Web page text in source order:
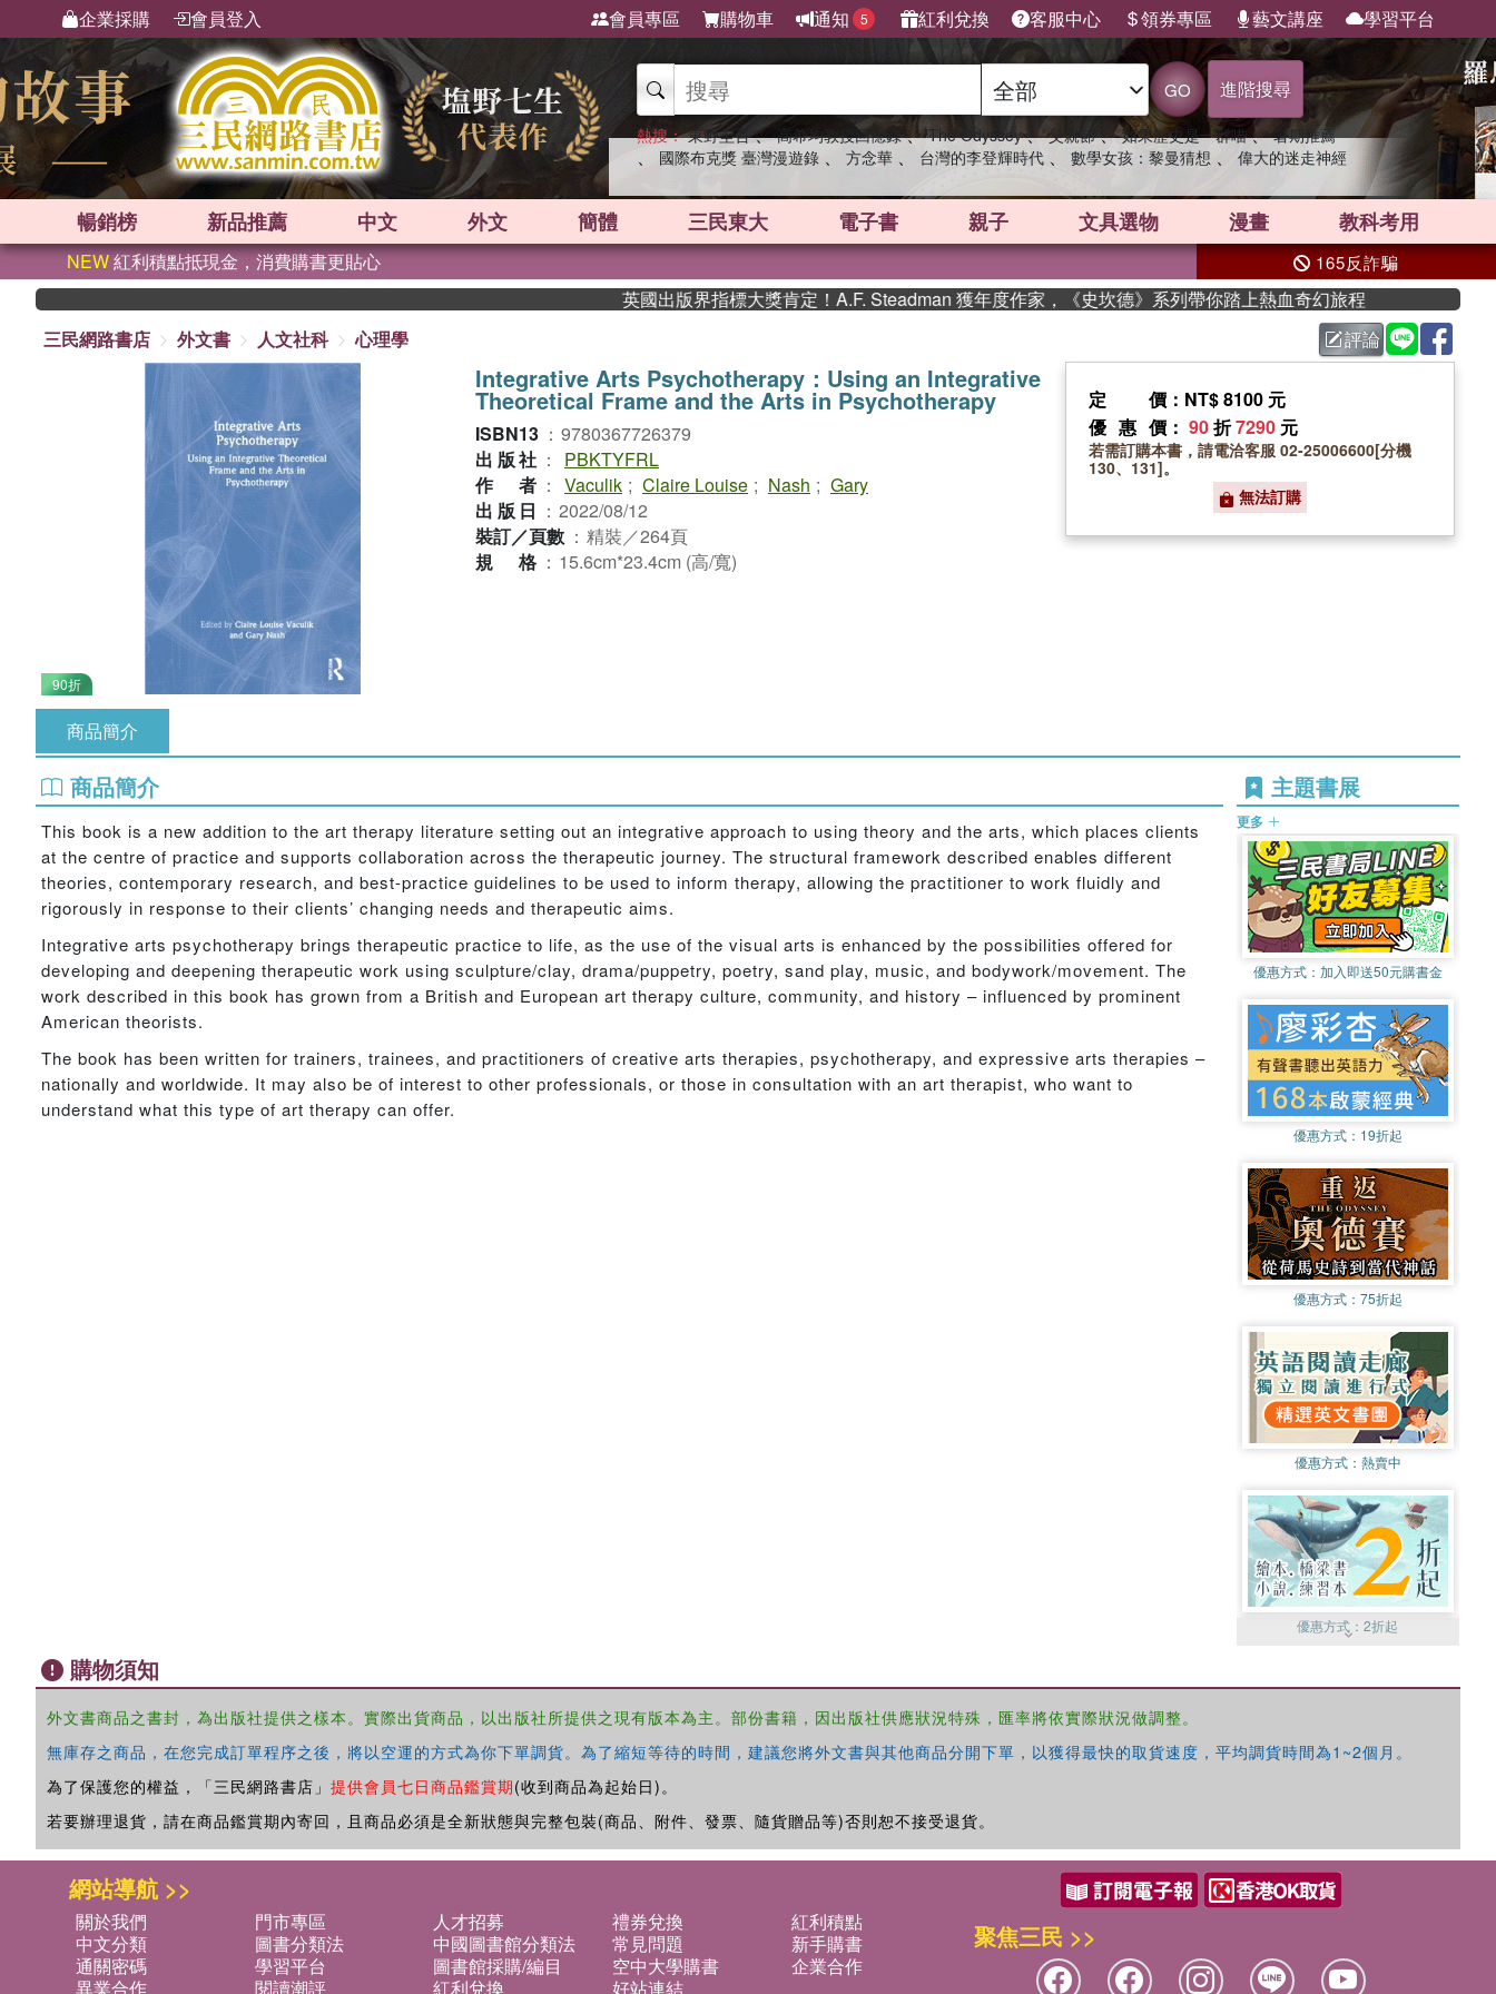
企業採購 會員登入 會員專區 購物車 通知 5 紅利兌換 客服中心 領券專區 藝文講座 學習平台
GO 進階搜尋
熱搜： 東野圭吾 、 高希均教授回憶錄 、 The Odyssey 、 父親節 、 如果歷史是一群喵 、 暑期推薦
、 國際布克獎 臺灣漫遊錄 、 方念華 、 台灣的李登輝時代 、 數學女孩：黎曼猜想 、 偉大的迷走神經
暢銷榜 新品推薦 中文 外文 簡體 三民東大 電子書 親子 文具選物 漫畫 教科考用
NEW紅利積點抵現金，消費購書更貼心 165反詐騙
英國出版界指標大獎肯定！A.F. Steadman 獲年度作家，《史坎德》系列帶你踏上熱血奇幻旅程
三民網路書店
外文書 人文社科 心理學 評論
90折
Integrative Arts Psychotherapy：Using an Integrative
Theoretical Frame and the Arts in Psychotherapy
ISBN13 ： 9780367726379
出版社 ：
PBKTYFRL
作者 ： Vaculik ; Claire Louise ; Nash ; Gary
出版日 ： 2022/08/12
裝訂／頁數 ： 精裝／264頁
規格 ： 15.6cm*23.4cm (高/寬)
定價 ：NT$ 8100 元
優惠價 ： 90折7290 元
若需訂購本書，請電洽客服 02-25006600[分機
130、131]。
無法訂購
商品簡介
商品簡介
This book is a new addition to the art therapy literature setting out an integrative approach to using theory and the arts, which places clients
at the centre of practice and supports collaboration across the therapeutic journey. The structural framework described enables different
theories, contemporary research, and best-practice guidelines to be used to inform therapy, allowing the practitioner to work fluidly and
rigorously in response to their clients’ changing needs and therapeutic aims.
Integrative arts psychotherapy brings therapeutic practice to life, as the use of the visual arts is enhanced by the possibilities offered for
developing and deepening therapeutic work using sculpture/clay, drama/puppetry, poetry, sand play, music, and bodywork/movement. The
work described in this book has grown from a British and European art therapy culture, community, and history – influenced by prominent
American theorists.
The book has been written for trainers, trainees, and practitioners of creative arts therapies, psychotherapy, and expressive arts therapies –
nationally and worldwide. It may also be of interest to other professionals, or those in consultation with an art therapist, who want to
understand what this type of art therapy can offer.
主題書展
更多
優惠方式： 加入即送50元購書金
優惠方式： 19折起
優惠方式： 75折起
優惠方式： 熱賣中
優惠方式：2折起
購物須知
外文書商品之書封，為出版社提供之樣本。實際出貨商品，以出版社所提供之現有版本為主。部份書籍，因出版社供應狀況特殊，匯率將依實際狀況做調整。
無庫存之商品，在您完成訂單程序之後，將以空運的方式為你下單調貨。為了縮短等待的時間，建議您將外文書與其他商品分開下單，以獲得最快的取貨速度，平均調貨時間為1~2個月。
為了保護您的權益，「三民網路書店」 提供會員七日商品鑑賞期(收到商品為起始日)。
若要辦理退貨，請在商品鑑賞期內寄回，且商品必須是全新狀態與完整包裝(商品、附件、發票、隨貨贈品等)否則恕不接受退貨。
網站導航 >>
關於我們 門市專區 人才招募 禮券兌換
紅利積點
中文分類
圖書分類法 中國圖書館分類法 常見問題
新手購書
通關密碼
學習平台 圖書館採購/編目 空中大學購書
企業合作
異業合作
閱讀潮評 紅利兌換 好站連結
聚焦三民 >>